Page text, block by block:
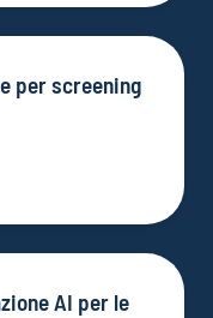
per screening
AI per le